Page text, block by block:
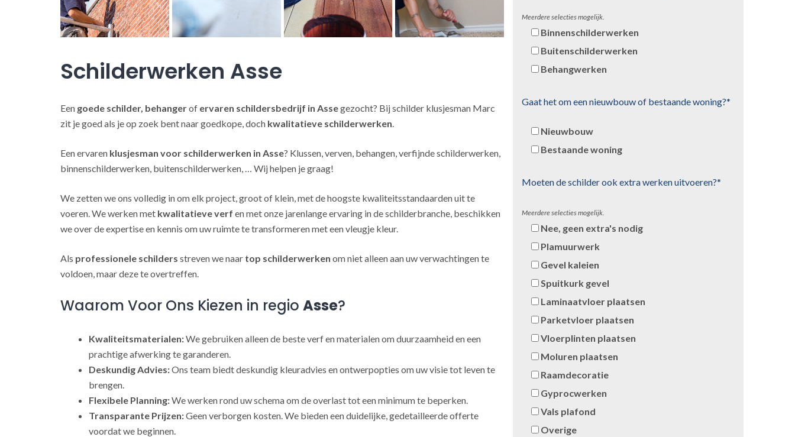
Schilderwerken Asse
Een goede schilder, behangerof ervaren schildersbedrijf in Assegezocht? Bij schilder klusjesman Marc
zit je goed als je op zoek bent naar goedkope, doch kwalitatieve schilderwerken
Een ervaren klusjesman voor schilderwerken in Asse? Klussen, verven, behangen, verfijnde schilderwerken,
binnenschilderwerken, buitenschilderwerken, … Wij helpen je graag!
We zetten we ons volledig in om elk project, groot of klein, met de hoogste kwaliteitsstandaarden uit te
voeren. We werken met kwalitatieve verf en met onze jarenlange ervaring in de schilderbranche, beschikken
we over de expertise en kennis om uw ruimte te transformeren met een vleugje kleur.
Als professionele schilders streven we naar top schilderwerken om niet alleen aan uw verwachtingen te
voldoen, maar deze te overtreffen.
Waarom Voor Ons Kiezen in regio Asse?
Kwaliteitsmaterialen:We gebruiken alleen de beste verf en materialen om duurzaamheid en een
prachtige afwerking te garanderen.
Deskundig Advies:Ons team biedt deskundig kleuradvies en ontwerpopties om uw visie tot leven te
brengen.
Flexibele Planning:We werken rond uw schema om de overlast tot een minimum te beperken.
Transparante Prijzen:Geen verborgen kosten. We bieden een duidelijke, gedetailleerde offerte
voordat we beginnen.
Meerdere selecties mogelijk.
Binnenschilderwerken
Buitenschilderwerken
Behangwerken
Gaat het om een nieuwbouw of bestaande woning?*
Nieuwbouw
Bestaande woning
Moeten de schilder ook extra werken uitvoeren?*
Meerdere selecties mogelijk.
Nee, geen extra's nodig
Plamuurwerk
Gevel kaleien
Spuitkurk gevel
Laminaatvloer plaatsen
Parketvloer plaatsen
Vloerplinten plaatsen
Moluren plaatsen
Raamdecoratie
Gyprocwerken
Vals plafond
Overige